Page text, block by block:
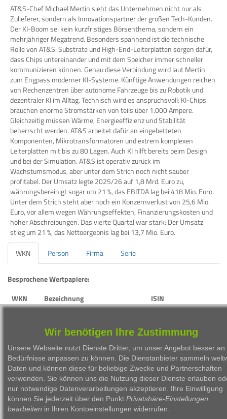
AT&S-Chef Michael Mertin sieht das Unternehmen nicht nur als
Zulieferer, sondern als Innovationspartner der großen Tech-Kunden.
Der KI-Boom sei kein kurzfristiges Börsenthema, sondern ein
mehrjähriger Megatrend. Besonders spannend ist die technische
Rolle von AT&S: Substrate und High-End-Leiterplatten sorgen dafür,
dass Chips untereinander und mit dem Speicher immer schneller
kommunizieren können. Genau diese Verbindung wird laut Mertin
zum Engpass moderner KI-Systeme. Künftige Anwendungen reichen
von Rechenzentren über autonome Fahrzeuge bis zu Robotik und
dezentraler KI im Alltag. Technisch wird es anspruchsvoll: KI-Chips
brauchen enorme Stromstärken von teils über 1.000 Ampere.
Gleichzeitig müssen Wärme, Energieeffizienz und Stabilität
beherrscht werden. AT&S arbeitet dafür an eingebetteten
Komponenten, Mikrotransformatoren und extrem komplexen
Leiterplatten mit bis zu 80 Lagen. Auch KI hilft bereits beim Design
und bei der Simulation. AT&S ist operativ zurück im
Wachstumsmodus, aber unter dem Strich noch nicht sauber
profitabel. Der Umsatz legte 2025/26 auf 1,8 Mrd. Euro zu,
währungsbereinigt sogar um 21 %, das EBITDA lag bei 418 Mio. Euro.
Unter dem Strich steht aber noch ein Konzernverlust von 25,6 Mio.
Euro, vor allem wegen Währungseffekten, Finanzierungskosten und
hoher Abschreibungen. Das vierte Quartal war stark: Der Umsatz
stieg um 21 %, das Nettoergebnis lag bei 13,7 Mio. Euro.
WKN
Person Firma Serie
Besprochene Wertpapiere:
WKN
Bezeichnung
ISIN
SYSTEMTECHNIK AG
1999 - 2026 Börsen Radio Network AG
Wir benötigen Ihre Zustimmung
Unsere Webseite nutzt Dienste Dritter, um unser Angebot besser an
Bedürfnisse anpassen zu können. Die Dienstanbieter sammeln
Daten und können diese für beliebige Zwecke und Partnerschaften
verwenden. Sie können uns die Nutzung dieser Dienste erlauben
nur notwendige Datenverarbeitungen akzeptieren. Ihre Einwilligung
können Sie jederzeit über den Punkt Privatshäre-Einstellungen
bearbeiten in Ihren Kontoeinstellungen widerrufen.